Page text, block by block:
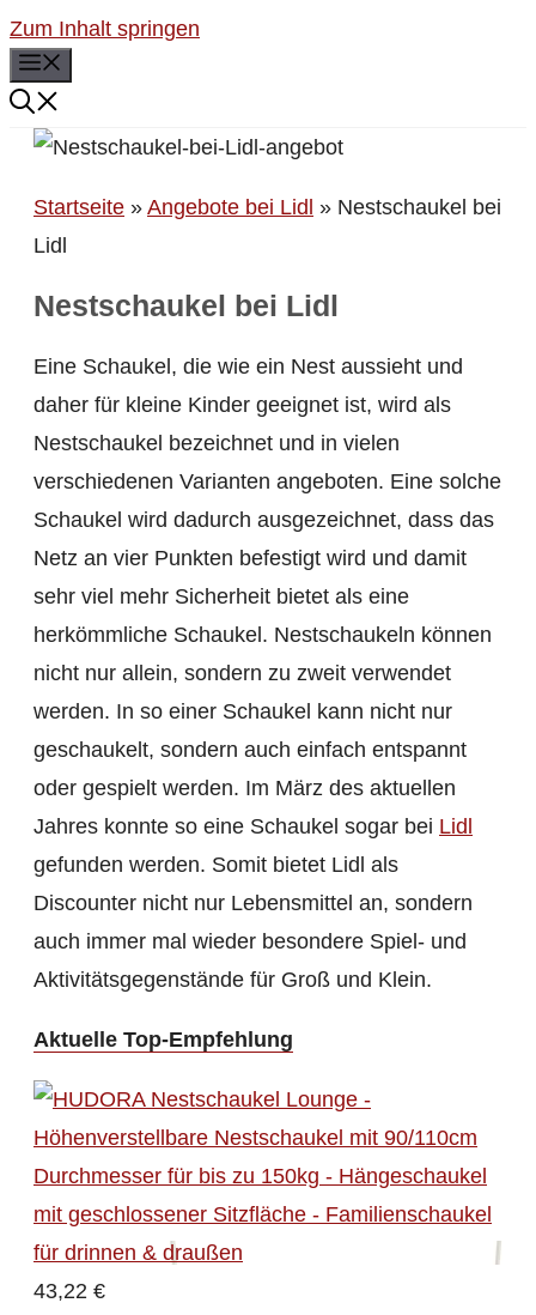
Zum Inhalt springen
Startseite » Angebote bei Lidl » Nestschaukel bei
Lidl
Nestschaukel bei Lidl
Eine Schaukel, die wie ein Nest aussieht und
daher für kleine Kinder geeignet ist, wird als
Nestschaukel bezeichnet und in vielen
verschiedenen Varianten angeboten. Eine solche
Schaukel wird dadurch ausgezeichnet, dass das
Netz an vier Punkten befestigt wird und damit
sehr viel mehr Sicherheit bietet als eine
herkömmliche Schaukel. Nestschaukeln können
nicht nur allein, sondern zu zweit verwendet
werden. In so einer Schaukel kann nicht nur
geschaukelt, sondern auch einfach entspannt
oder gespielt werden. Im März des aktuellen
Jahres konnte so eine Schaukel sogar bei Lidl
gefunden werden. Somit bietet Lidl als
Discounter nicht nur Lebensmittel an, sondern
auch immer mal wieder besondere Spiel- und
Aktivitätsgegenstände für Groß und Klein.
Aktuelle Top-Empfehlung
43,22 €